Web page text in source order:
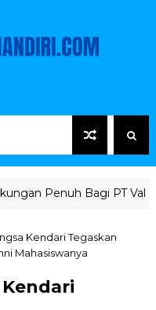
PT Vale di Pomalaa,
Kendari Tegaskan
Mahasiswanya